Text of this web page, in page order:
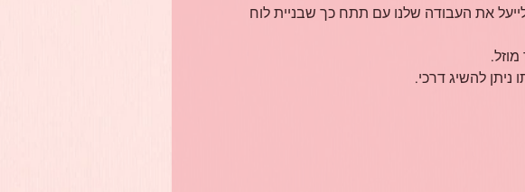
את העבודה שלנו עם תתח כך שבניית לוח
להשיג דרכי.